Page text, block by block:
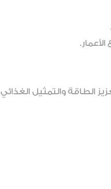
الطاقة والتمثيل الغذائي